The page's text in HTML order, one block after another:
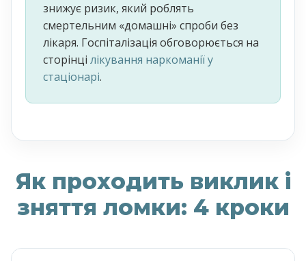
знижує ризик, який роблять
смертельним «домашні» спроби без
лікаря. Госпіталізація обговорюється на
сторінці лікування наркоманії у
стаціонарі.
Як проходить виклик і
зняття ломки: 4 кроки